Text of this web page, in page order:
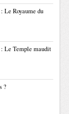
Le Royaume du
: Le Temple maudit
?